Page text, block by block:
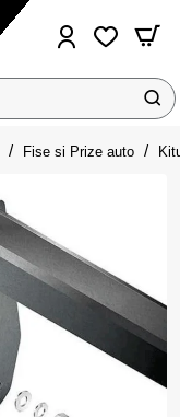
Fise si Prize auto